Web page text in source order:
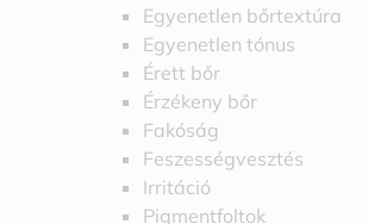
Egyenetlen bőrtextúra
Egyenetlen tónus
Érett bőr
Érzékeny bőr
Fakóság
Feszességvesztés
Irritáció
Pigmentfoltok